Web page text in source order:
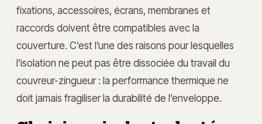
fixations, accessoires, écrans, membranes et
raccords doivent être compatibles avec la
couverture. C’est l’une des raisons pour lesquelles
l’isolation ne peut pas être dissociée du travail du
couvreur-zingueur : la performance thermique ne
doit jamais fragiliser la durabilité de l’enveloppe.